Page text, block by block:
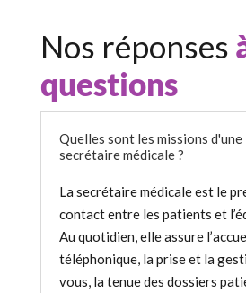
Nos réponses
questions
Quelles sont les missions d'une
secrétaire médicale ?
La secrétaire médicale est le
contact entre les patients et
Au quotidien, elle assure
téléphonique, la prise et la
vous, la tenue des dossiers